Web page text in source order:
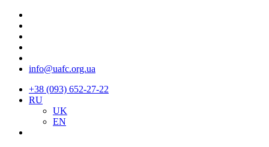
info@uafc.org.ua
+38 (093) 652-27-22
RU
UK
EN